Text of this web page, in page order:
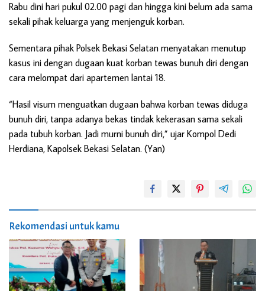
Rabu dini hari pukul 02.00 pagi dan hingga kini belum ada sama
sekali pihak keluarga yang menjenguk korban.
Sementara pihak Polsek Bekasi Selatan menyatakan menutup
kasus ini dengan dugaan kuat korban tewas bunuh diri dengan
cara melompat dari apartemen lantai 18.
“Hasil visum menguatkan dugaan bahwa korban tewas diduga
bunuh diri, tanpa adanya bekas tindak kekerasan sama sekali
pada tubuh korban. Jadi murni bunuh diri,” ujar Kompol Dedi
Herdiana, Kapolsek Bekasi Selatan. (Yan)
Rekomendasi untuk kamu